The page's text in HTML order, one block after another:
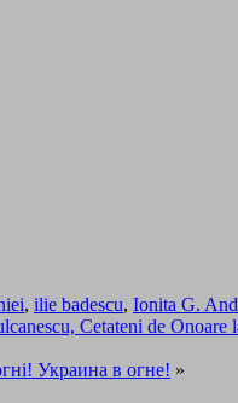
, ilie badescu, Ionita G.
Cetateni de
Украина в огне! »